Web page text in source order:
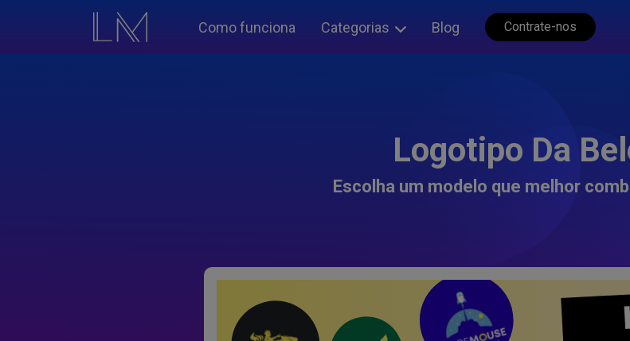
Como funciona Categorias Blog Contrate-nos
Logotipo Da
Escolha um modelo que melhor